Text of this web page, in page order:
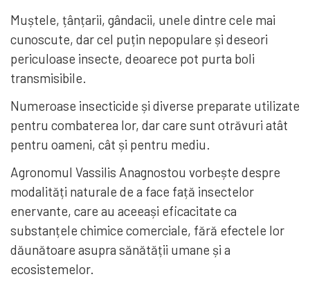
Muștele, țânțarii, gândacii, unele dintre cele mai
cunoscute, dar cel puțin nepopulare și deseori
periculoase insecte, deoarece pot purta boli
transmisibile.
Numeroase insecticide și diverse preparate utilizate
pentru combaterea lor, dar care sunt otrăvuri atât
pentru oameni, cât și pentru mediu.
Agronomul Vassilis Anagnostou vorbește despre
modalități naturale de a face față insectelor
enervante, care au aceeași eficacitate ca
substanțele chimice comerciale, fără efectele lor
dăunătoare asupra sănătății umane și a
ecosistemelor.